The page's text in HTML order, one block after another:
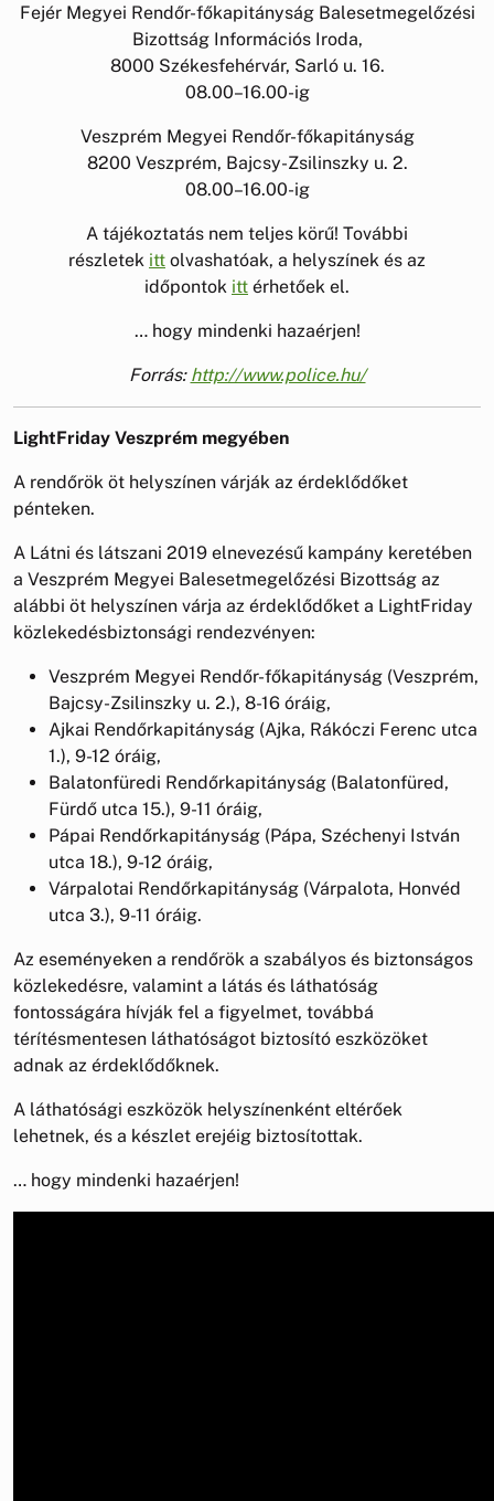
Fejér Megyei Rendőr-főkapitányság Balesetmegelőzési
Bizottság Információs Iroda,
8000 Székesfehérvár, Sarló u. 16.
08.00–16.00-ig
Veszprém Megyei Rendőr-főkapitányság
8200 Veszprém, Bajcsy-Zsilinszky u. 2.
08.00–16.00-ig
A tájékoztatás nem teljes körű! További
részletek itt olvashatóak, a helyszínek és az
időpontok itt érhetőek el.
… hogy mindenki hazaérjen!
Forrás: http://www.police.hu/
LightFriday Veszprém megyében
A rendőrök öt helyszínen várják az érdeklődőket
pénteken.
A Látni és látszani 2019 elnevezésű kampány keretében
a Veszprém Megyei Balesetmegelőzési Bizottság az
alábbi öt helyszínen várja az érdeklődőket a LightFriday
közlekedésbiztonsági rendezvényen:
Veszprém Megyei Rendőr-főkapitányság (Veszprém,
Bajcsy-Zsilinszky u. 2.), 8-16 óráig,
Ajkai Rendőrkapitányság (Ajka, Rákóczi Ferenc utca
1.), 9-12 óráig,
Balatonfüredi Rendőrkapitányság (Balatonfüred,
Fürdő utca 15.), 9-11 óráig,
Pápai Rendőrkapitányság (Pápa, Széchenyi István
utca 18.), 9-12 óráig,
Várpalotai Rendőrkapitányság (Várpalota, Honvéd
utca 3.), 9-11 óráig.
Az eseményeken a rendőrök a szabályos és biztonságos
közlekedésre, valamint a látás és láthatóság
fontosságára hívják fel a figyelmet, továbbá
térítésmentesen láthatóságot biztosító eszközöket
adnak az érdeklődőknek.
A láthatósági eszközök helyszínenként eltérőek
lehetnek, és a készlet erejéig biztosítottak.
… hogy mindenki hazaérjen!